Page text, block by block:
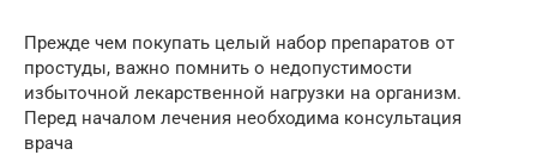
Прежде чем покупать целый набор препаратов от
простуды, важно помнить о недопустимости
избыточной лекарственной нагрузки на организм.
Перед началом лечения необходима консультация
врача